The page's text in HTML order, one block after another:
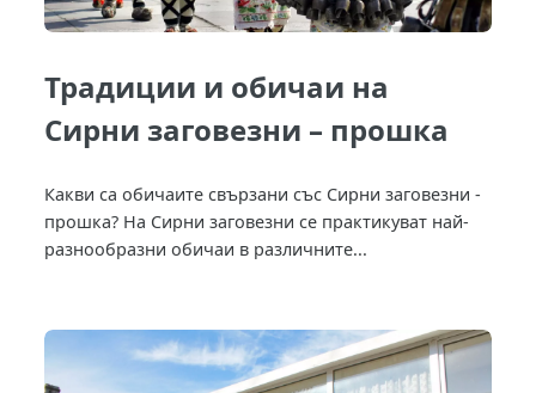
Традиции и обичаи на
Сирни заговезни – прошка
Какви са обичаите свързани със Сирни заговезни -
прошка? На Сирни заговезни се практикуват най-
разнообразни обичаи в различните...